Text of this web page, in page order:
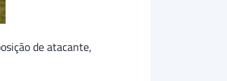
de atacante,